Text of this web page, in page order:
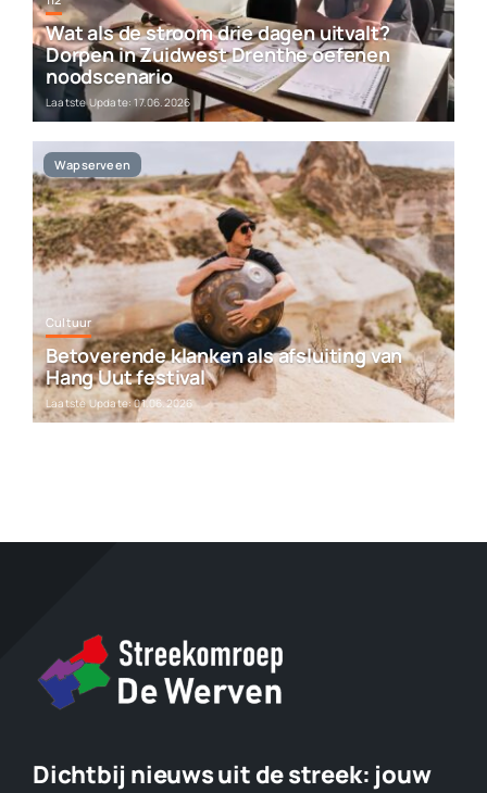
Wat als de stroom drie dagen uitvalt?
Dorpen in Zuidwest Drenthe oefenen
noodscenario
Laatste Update: 17.06.2026
Wapserveen
Cultuur
Betoverende klanken als afsluiting van
Hang Uut festival
Laatste Update: 01.06.2026
Dichtbij nieuws uit de streek: jouw